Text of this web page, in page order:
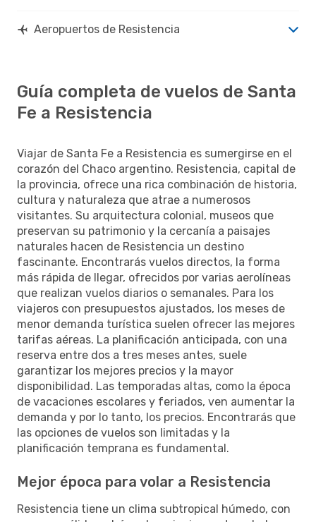
Aeropuertos de Resistencia
Guía completa de vuelos de Santa
Fe a Resistencia
Viajar de Santa Fe a Resistencia es sumergirse en el
corazón del Chaco argentino. Resistencia, capital de
la provincia, ofrece una rica combinación de historia,
cultura y naturaleza que atrae a numerosos
visitantes. Su arquitectura colonial, museos que
preservan su patrimonio y la cercanía a paisajes
naturales hacen de Resistencia un destino
fascinante. Encontrarás vuelos directos, la forma
más rápida de llegar, ofrecidos por varias aerolíneas
que realizan vuelos diarios o semanales. Para los
viajeros con presupuestos ajustados, los meses de
menor demanda turística suelen ofrecer las mejores
tarifas aéreas. La planificación anticipada, con una
reserva entre dos a tres meses antes, suele
garantizar los mejores precios y la mayor
disponibilidad. Las temporadas altas, como la época
de vacaciones escolares y feriados, ven aumentar la
demanda y por lo tanto, los precios. Encontrarás que
las opciones de vuelos son limitadas y la
planificación temprana es fundamental.
Mejor época para volar a Resistencia
Resistencia tiene un clima subtropical húmedo, con